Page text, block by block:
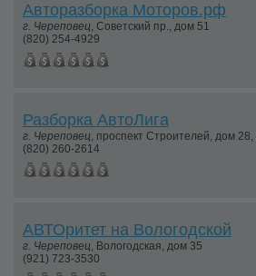
Авторазборка Моторов.рф
г. Череповец, Советский пр., дом 51
(820) 254-4929
Разборка АвтоЛига
г. Череповец, проспект Строителей, дом 28,
(820) 260-2614
АВТОритет на Вологодской
г. Череповец, Вологодская, дом 35
(921) 723-3530